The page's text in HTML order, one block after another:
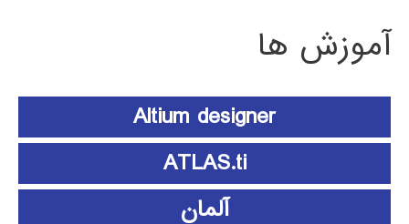
آموزش ها
Altium designer
ATLAS.ti
آلمان